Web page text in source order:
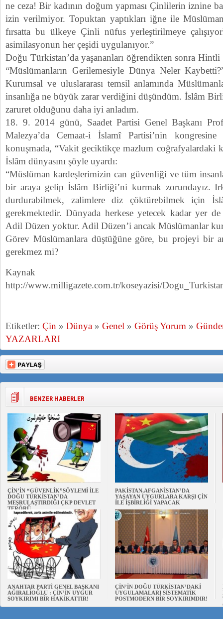
ne ceza! Bir kadının doğum yapması Çinlilerin iznine
izin verilmiyor. Topuktan yaptıkları iğne ile
fırsatta bu ülkeye Çinli nüfus yerleştirilmeye
asimilasyonun her çeşidi uygulanıyor.”
Doğu Türkistan’da yaşananları öğrendikten sonra
“Müslümanların Gerilemesiyle Dünya Neler
Kurumsal ve uluslararası temsil anlamında
insanlığa ne büyük zarar verdiğini düşündüm. İslâm
zaruret olduğunu daha iyi anladım.
18. 9. 2014 günü, Saadet Partisi Genel Başkanı
Malezya’da Cemaat-i İslamî Partisi’nin kongresine
konuşmada, “Vakit geciktikçe mazlum coğrafyalardaki
İslâm dünyasını şöyle uyardı:
“Müslüman kardeşlerimizin can güvenliği ve tüm
bir araya gelip İslâm Birliği’ni kurmak zorundayız.
durdurabilmek, zalimlere diz çöktürebilmek için
gerekmektedir. Dünyada herkese yetecek kadar yer
Adil Düzen yoktur. Adil Düzen’i ancak Müslümanlar
Görev Müslümanlara düştüğüne göre, bu projeyi bir
gerekmez mi?
http://www.milligazete.com.tr/koseyazisi/
Etiketler: Çin » Dünya » Genel » Görüş Yorum »
YAZARLARI
BENZER HABERLER
ÇİN’İN “GÜVENLİK”SÖYLEMİ İLE
DOĞU TÜRKİSTAN’DA
MEŞRULAŞTIRDIĞI ÇKP DEVLET
TERÖRÜ
PAKİSTAN,AFGANİSTAN’DA
YAŞAYAN UYGURLARA KARŞI ÇİN
İLE İŞBİRLİĞİ YAPACAK
ANAHTAR PARTİ GENEL BAŞKANI
AĞIRALİOĞLU : ÇİN’İN UYGUR
SOYKIRIMI BİR HAKİKATTIR!
ÇİN’İN DOĞU TÜRKİSTAN’DAKİ
UYGULAMALARI SİSTEMATİK
POSTMODERN BİR SOYKIRIMDIR!